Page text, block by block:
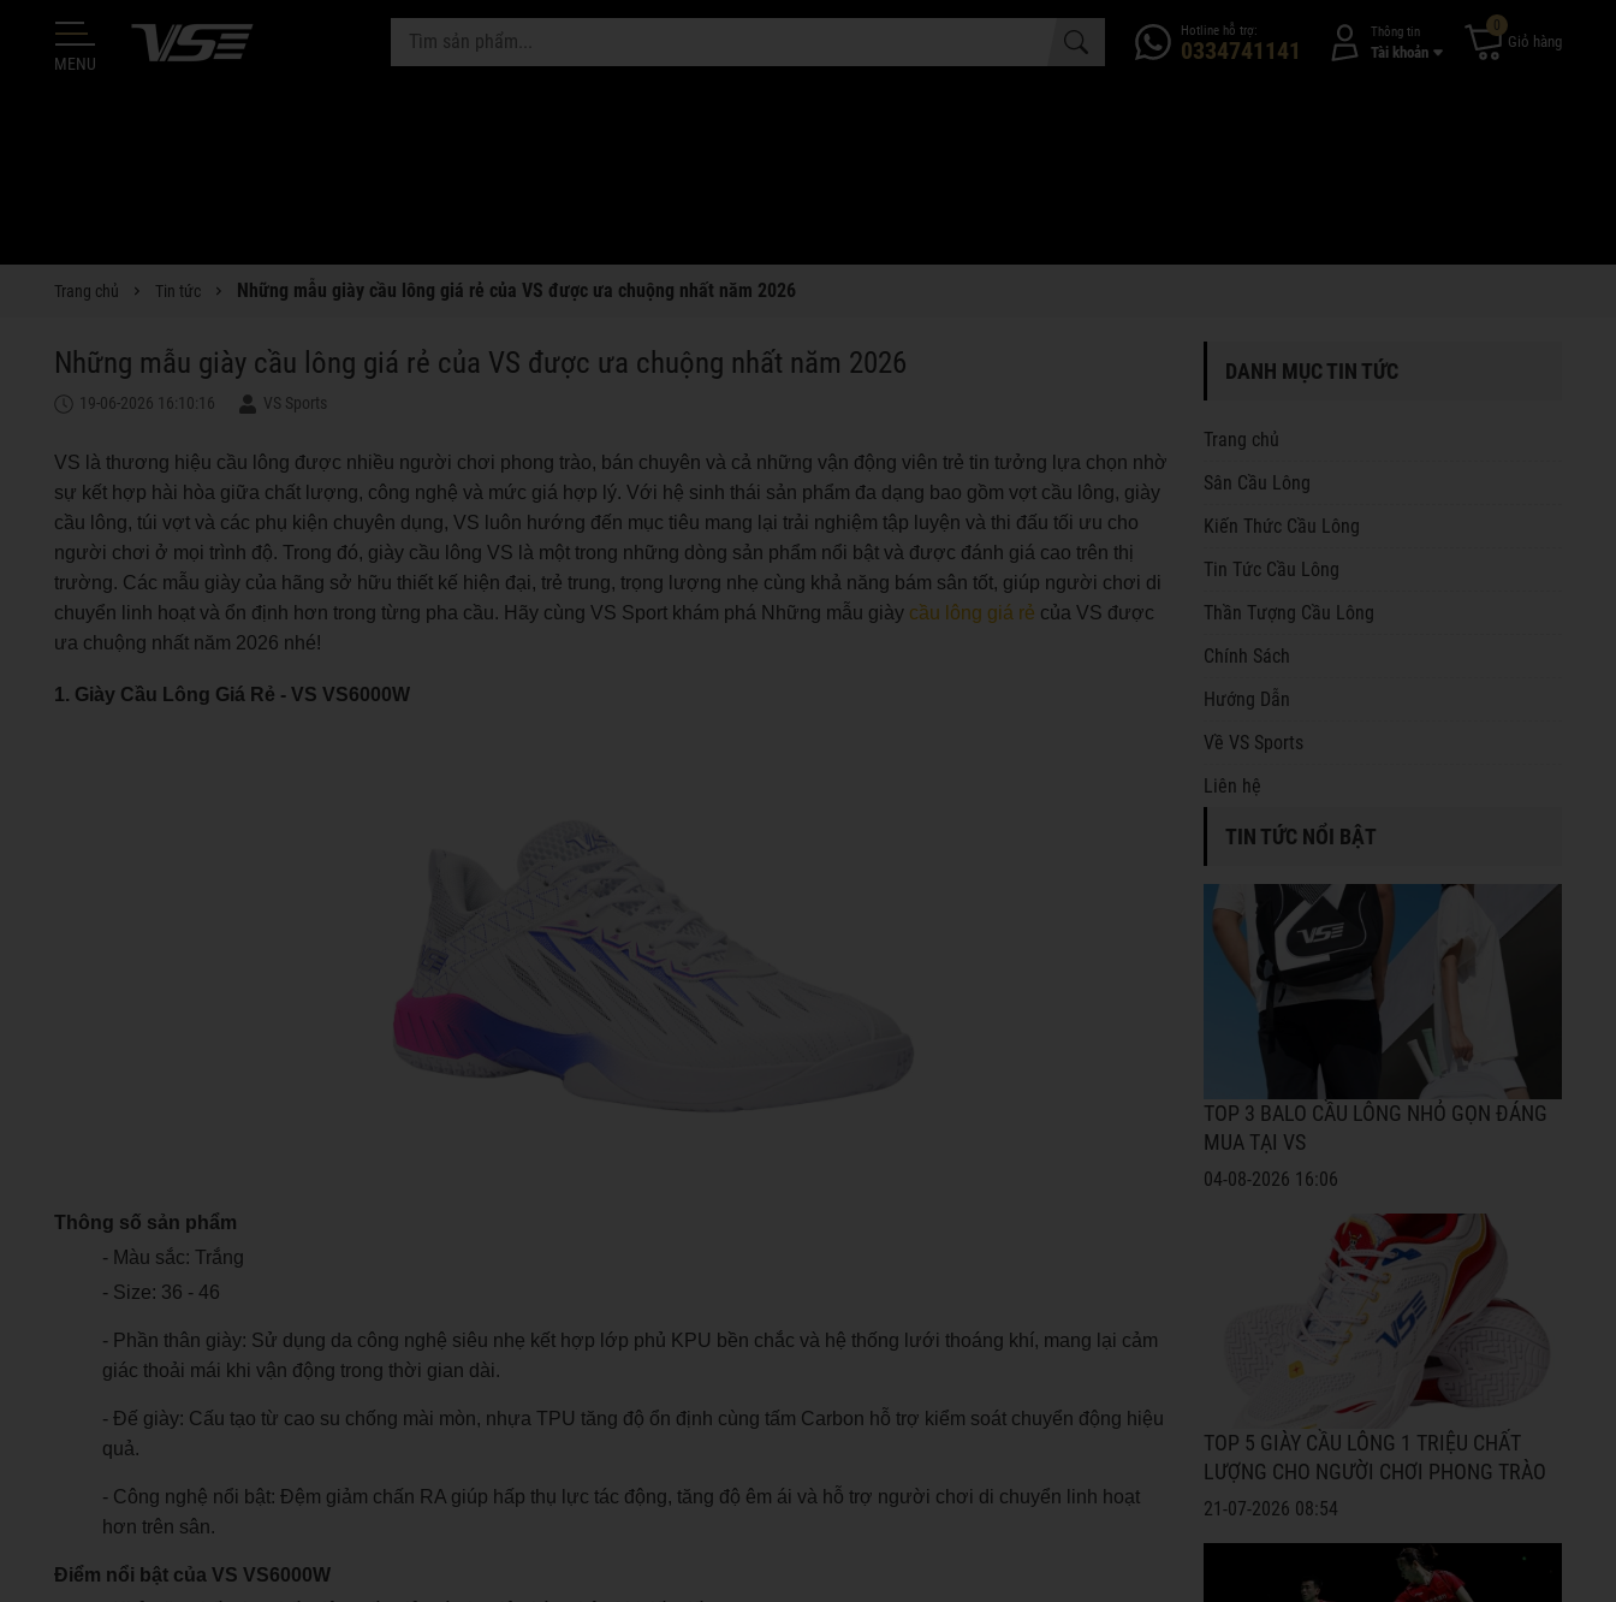
MENU
Hotline hỗ trợ:
0334741141
Thông tin
Tài khoản
0
Giỏ hàng
Trang chủ Tin tức Những mẫu giày cầu lông giá rẻ của VS được ưa chuộng nhất năm 2026
Những mẫu giày cầu lông giá rẻ của VS được ưa chuộng nhất năm 2026
19-06-2026 16:10:16 VS Sports
VS là thương hiệu cầu lông được nhiều người chơi phong trào, bán chuyên và cả những vận động viên trẻ tin tưởng lựa chọn nhờ
sự kết hợp hài hòa giữa chất lượng, công nghệ và mức giá hợp lý. Với hệ sinh thái sản phẩm đa dạng bao gồm vợt cầu lông, giày
cầu lông, túi vợt và các phụ kiện chuyên dụng, VS luôn hướng đến mục tiêu mang lại trải nghiệm tập luyện và thi đấu tối ưu cho
người chơi ở mọi trình độ. Trong đó, giày cầu lông VS là một trong những dòng sản phẩm nổi bật và được đánh giá cao trên thị
trường. Các mẫu giày của hãng sở hữu thiết kế hiện đại, trẻ trung, trọng lượng nhẹ cùng khả năng bám sân tốt, giúp người chơi di
chuyển linh hoạt và ổn định hơn trong từng pha cầu. Hãy cùng VS Sport khám phá Những mẫu giày cầu lông giá rẻ của VS được
ưa chuộng nhất năm 2026 nhé!
1. Giày Cầu Lông Giá Rẻ - VS VS6000W
Thông số sản phẩm
- Màu sắc: Trắng
- Size: 36 - 46
- Phần thân giày: Sử dụng da công nghệ siêu nhẹ kết hợp lớp phủ KPU bền chắc và hệ thống lưới thoáng khí, mang lại cảm
giác thoải mái khi vận động trong thời gian dài.
- Đế giày: Cấu tạo từ cao su chống mài mòn, nhựa TPU tăng độ ổn định cùng tấm Carbon hỗ trợ kiểm soát chuyển động hiệu
quả.
- Công nghệ nổi bật: Đệm giảm chấn RA giúp hấp thụ lực tác động, tăng độ êm ái và hỗ trợ người chơi di chuyển linh hoạt
hơn trên sân.
Điểm nổi bật của VS VS6000W
DANH MỤC TIN TỨC
Trang chủ
Sân Cầu Lông
Kiến Thức Cầu Lông
Tin Tức Cầu Lông
Thần Tượng Cầu Lông
Chính Sách
Hướng Dẫn
Về VS Sports
Liên hệ
TIN TỨC NỔI BẬT
TOP 3 BALO CẦU LÔNG NHỎ GỌN ĐÁNG
MUA TẠI VS
04-08-2026 16:06
TOP 5 GIÀY CẦU LÔNG 1 TRIỆU CHẤT
LƯỢNG CHO NGƯỜI CHƠI PHONG TRÀO
21-07-2026 08:54